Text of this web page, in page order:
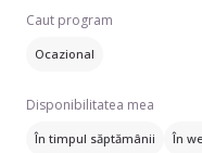
matern germana timp
de intensive de
Cambridge. Mi-ar face
Caut program
Ocazional
Disponibilitatea mea
În timpul săptămânii În